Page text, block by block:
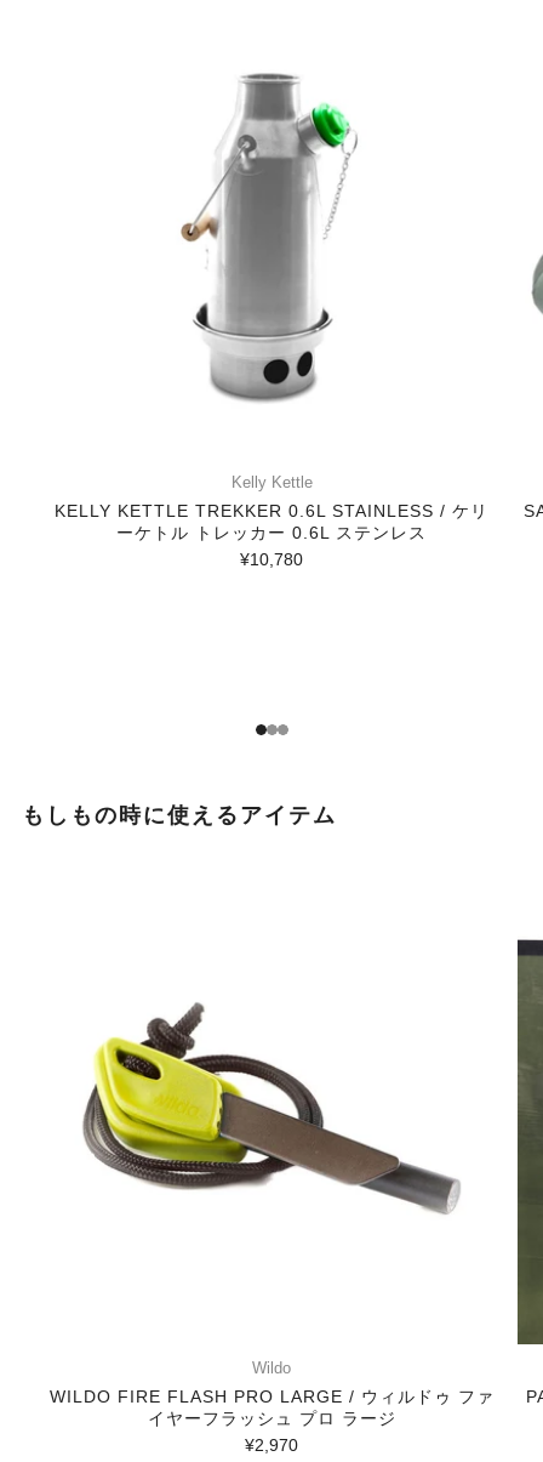
Kelly Kettle
KELLY KETTLE TREKKER 0.6L STAINLESS / ケリ
ーケトル トレッカー 0.6L ステンレス
¥10,780
もしもの時に使えるアイテム
Wildo
WILDO FIRE FLASH PRO LARGE / ウィルドゥ ファ
イヤーフラッシュ プロ ラージ
¥2,970